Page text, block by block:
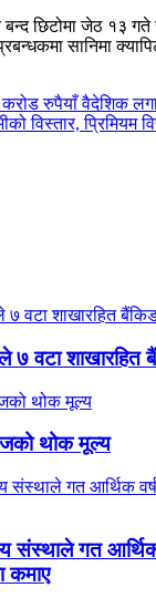
छिटोमा जेठ १३
सानिमा
रुपैयाँ वैदेशिक
विस्तार, प्रिमियम
वटा शाखारहित
थोक मूल्य
संस्थाले गत
कमाए